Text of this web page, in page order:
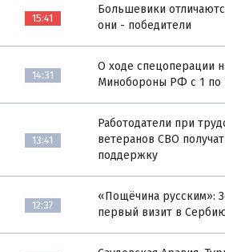
15:41
Большевики
они - победители
14:31
О ходе спецоперации
Минобороны РФ с 1 по
13:41
Работодатели при
ветеранов СВО
поддержку
12:37
«Пощёчина русским»:
первый визит в